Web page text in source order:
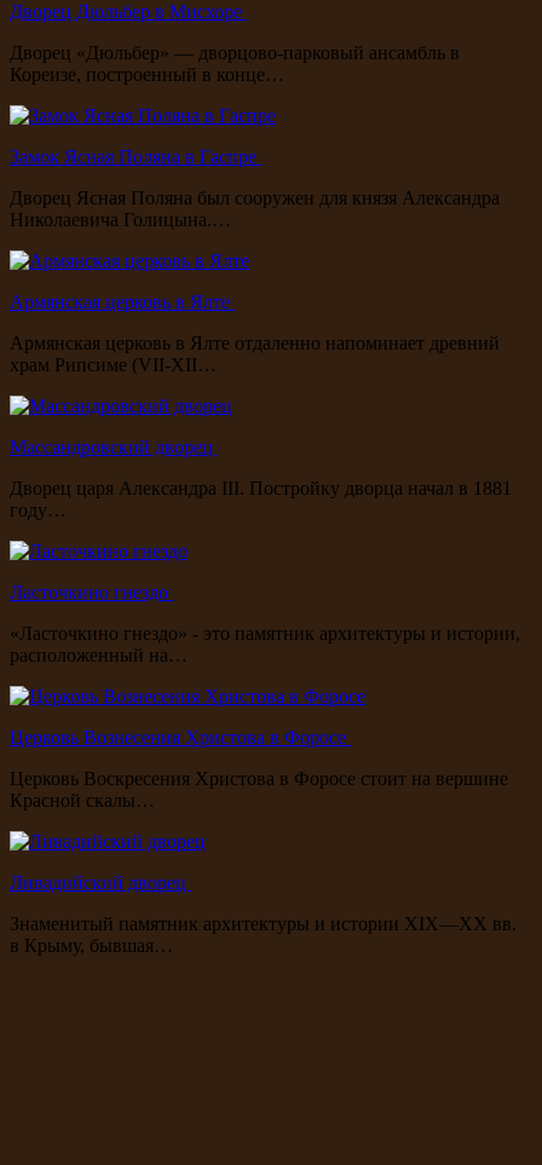
Дворец Дюльбер в Мисхоре
Дворец «Дюльбер» — дворцово-парковый ансамбль в
Кореизе, построенный в конце…
Замок Ясная Поляна в Гаспре
Дворец Ясная Поляна был сооружен для князя Александра
Николаевича Голицына.…
Армянская церковь в Ялте
Армянская церковь в Ялте отдаленно напоминает древний
храм Рипсиме (VII-XII…
Массандровский дворец
Дворец царя Александра III. Постройку дворца начал в 1881
году…
Ласточкино гнездо
«Ласточкино гнездо» - это памятник архитектуры и истории,
расположенный на…
Церковь Вознесения Христова в Форосе
Церковь Воскресения Христова в Форосе стоит на вершине
Красной скалы…
Ливадийский дворец
Знаменитый памятник архитектуры и истории XIX—XX вв.
в Крыму, бывшая…